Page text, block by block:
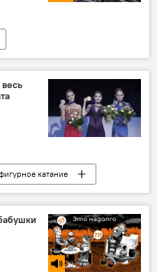
катание